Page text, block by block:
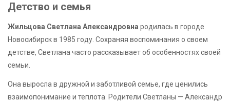
Детство и семья
Жильцова Светлана Александровна родилась в городе
Новосибирск в 1985 году. Сохраняя воспоминания о своем
детстве, Светлана часто рассказывает об особенностях своей
семьи.
Она выросла в дружной и заботливой семье, где ценились
взаимопонимание и теплота. Родители Светланы — Александр